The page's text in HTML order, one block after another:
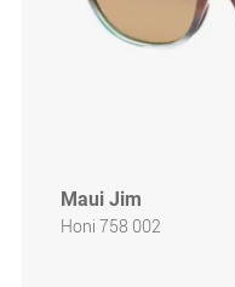
Maui Jim
Honi 758 002